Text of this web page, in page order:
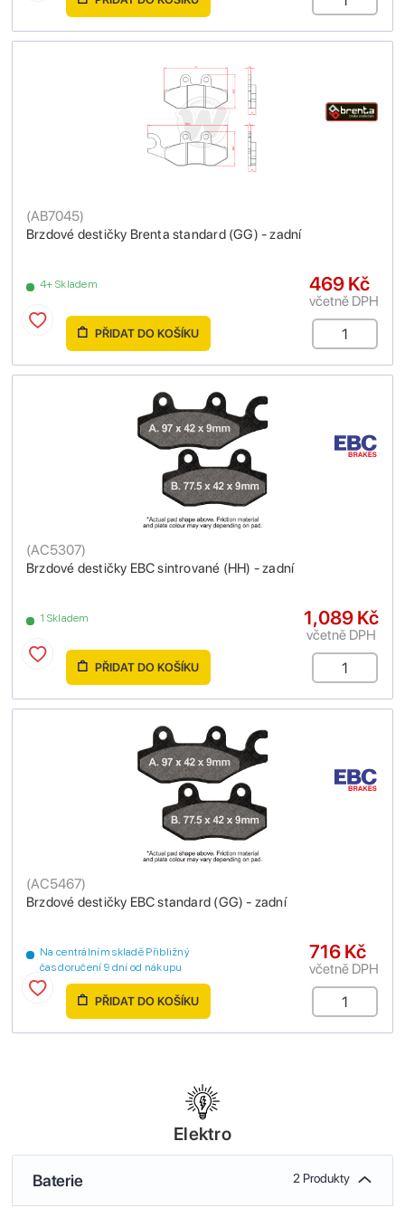
Brzdové destičky Brenta standard (GG) - zadní
(AB7045)
4+ Skladem 469 Kč
včetně DPH
PŘIDAT DO KOŠÍKU
Brzdové destičky EBC sintrované (HH) - zadní
(AC5307)
1 Skladem 1,089 Kč
včetně DPH
PŘIDAT DO KOŠÍKU
Brzdové destičky EBC standard (GG) - zadní
(AC5467)
Na centrálním skladě Přibližný
čas doručení 9 dní od nákupu
716 Kč
včetně DPH
PŘIDAT DO KOŠÍKU
Elektro
Baterie 2 Produkty